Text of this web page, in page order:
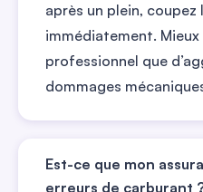
après un plein,
immédiatement.
professionnel que
dommages
Est-ce que mon
erreurs de carburant